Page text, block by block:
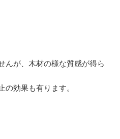
んが、木材の様な質感が得ら
の効果も有ります。